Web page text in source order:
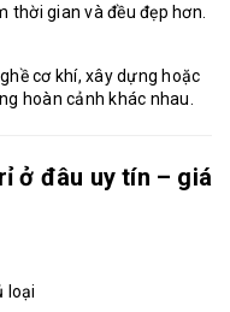
thời gian và đều đẹp hơn.
cơ khí, xây dựng hoặc
hoàn cảnh khác nhau.
ở đâu uy tín – giá
loại